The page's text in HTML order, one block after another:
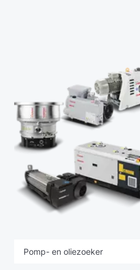
Pomp- en oliezoeker